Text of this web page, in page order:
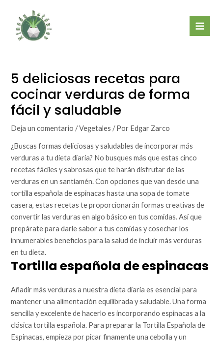
contenido
5 deliciosas recetas para
cocinar verduras de forma
fácil y saludable
Deja un comentario /Vegetales / Por Edgar Zarco
¿Buscas formas deliciosas y saludables de incorporar más
verduras a tu dieta diaria? No busques más que estas cinco
recetas fáciles y sabrosas que te harán disfrutar de las
verduras en un santiamén. Con opciones que van desde una
tortilla española de espinacas hasta una sopa de tomate
casera, estas recetas te proporcionarán formas creativas de
convertir las verduras en algo básico en tus comidas. Así que
prepárate para darle sabor a tus comidas y cosechar los
innumerables beneficios para la salud de incluir más verduras
en tu dieta.
Tortilla española de espinacas
Añadir más verduras a nuestra dieta diaria es esencial para
mantener una alimentación equilibrada y saludable. Una forma
sencilla y excelente de hacerlo es incorporando espinacas a la
clásica tortilla española. Para preparar la Tortilla Española de
Espinacas, empieza por picar finamente una cebolla y un